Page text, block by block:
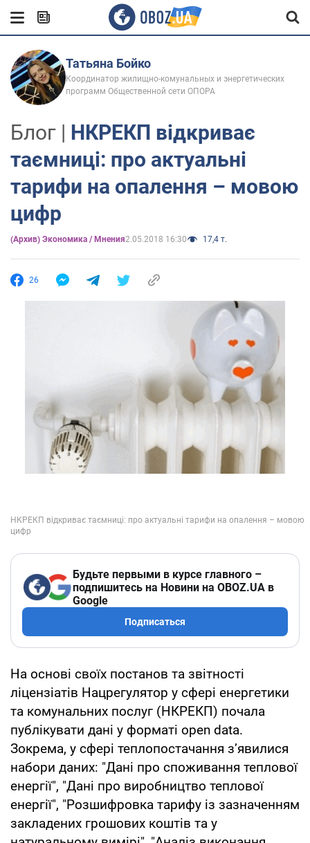
Татьяна Бойко
Координатор жилищно-комунальных и энергетических
программ Общественной сети ОПОРА
Блог | НКРЕКП відкриває
таємниці: про актуальні
тарифи на опалення – мовою
цифр
(Архив) Экономика / Мнения2.05.2018 16:30 17,4 т.
26
Будьте первыми в курсе главного –
подпишитесь на Новини на OBOZ.UA в
Google
Подписаться
На основі своїх постанов та звітності
ліцензіатів Нацрегулятор у сфері енергетики
та комунальних послуг (НКРЕКП) почала
публікувати дані у форматі open data.
Зокрема, у сфері теплопостачання з’явилися
набори даних: "Дані про споживання теплової
енергії", "Дані про виробництво теплової
енергії", "Розшифровка тарифу із зазначенням
закладених грошових коштів та у